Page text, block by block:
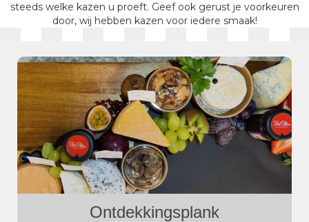
steeds welke kazen u proeft. Geef ook gerust je voorkeuren
door, wij hebben kazen voor iedere smaak!
Ontdekkingsplank